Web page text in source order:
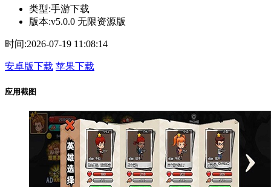
类型:手游下载
版本:v5.0.0 无限资源版
时间:2026-07-19 11:08:14
安卓版下载 苹果下载
应用截图